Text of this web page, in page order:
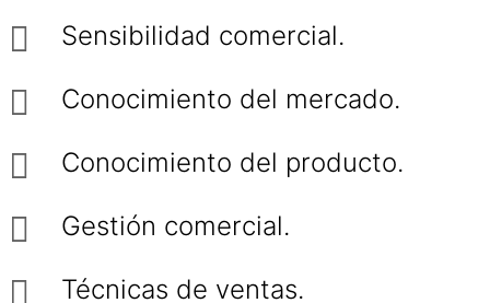
Sensibilidad comercial.
Conocimiento del mercado.
Conocimiento del producto.
Gestión comercial.
Técnicas de ventas.